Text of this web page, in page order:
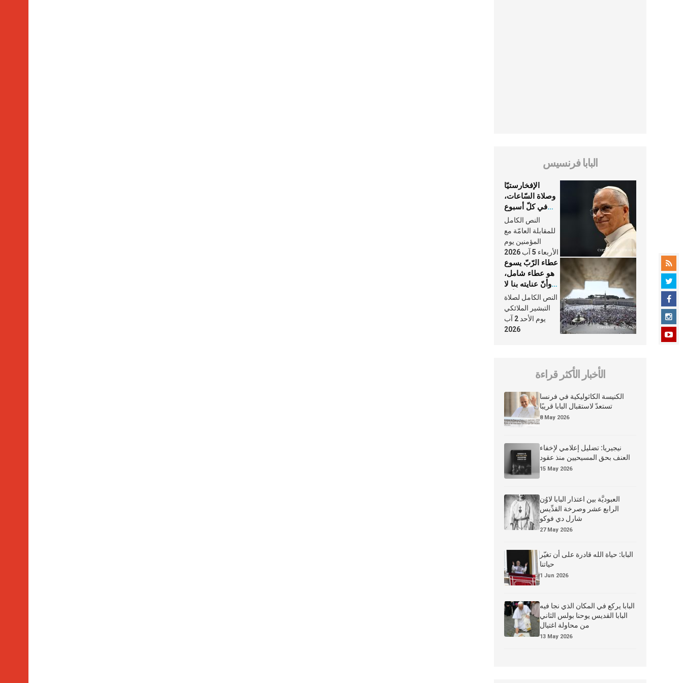
البابا فرنسيس
الإفخارستيّا
وصلاة السّاعات،
في كلّ أسبوع
وكلّ يوم، هما
النَّفَس في حياة
الكنيسة
النص الكامل
للمقابلة العامّة مع
المؤمنين يوم
الأربعاء 5 آب 2026
عطاء الرّبّ يسوع
هو عطاء شامل،
وأنّ عنايته بنا لا
تغيب عنّا أبدًا
النص الكامل لصلاة
التبشير الملائكي
يوم الأحد 2 آب
2026
الأخبار الأكثر قراءة
الكنيسة الكاثوليكية في فرنسا
تستعدّ لاستقبال البابا قريبًا
8 May 2026
نيجيريا: تضليل إعلامي لإخفاء
العنف بحق المسيحيين منذ عقود
15 May 2026
العبوديَّة بين اعتذار البابا لاوُن
الرابع عشر وصرخة القدِّيس
شارل دي فوكو
27 May 2026
البابا: حياة الله قادرة على أن تغيّر
حياتنا
1 Jun 2026
البابا يركع في المكان الذي نجا فيه
البابا القديس يوحنا بولس الثاني
من محاولة اغتيال
13 May 2026